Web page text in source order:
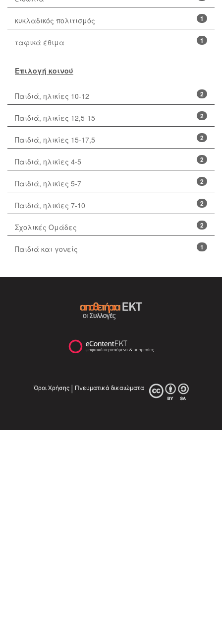
1
κυκλαδικός πολιτισμός
1
ταφικά έθιμα
Επιλογή κοινού
2
Παιδιά, ηλικίες 10-12
2
Παιδιά, ηλικίες 12,5-15
2
Παιδιά, ηλικίες 15-17,5
2
Παιδιά, ηλικίες 4-5
2
Παιδιά, ηλικίες 5-7
2
Παιδιά, ηλικίες 7-10
2
Σχολικές Ομάδες
1
Παιδιά και γονείς